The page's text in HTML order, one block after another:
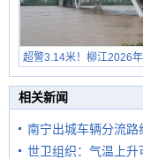
超警3.14米！柳江2026
在堤岸见
相关新闻
南宁出城车辆分流路
世卫组织：气温上